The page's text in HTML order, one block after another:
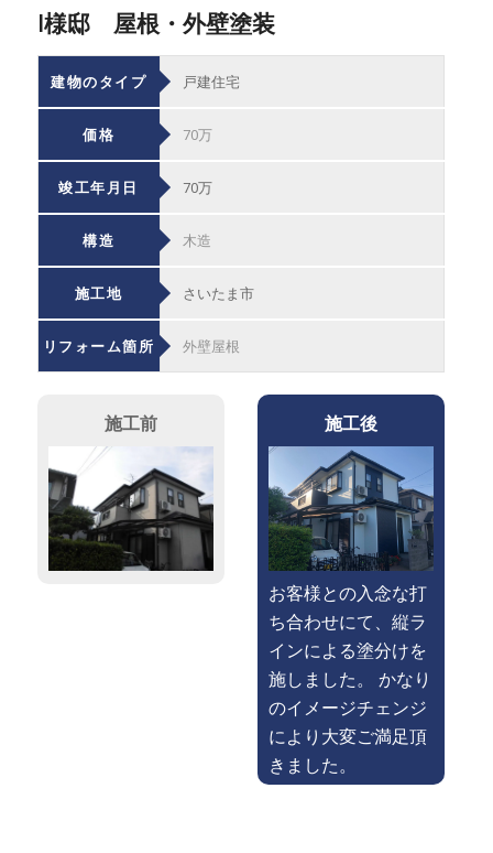
I様邸 屋根・外壁塗装
建物のタイプ 戸建住宅
価格 70万
竣工年月日 70万
構造 木造
施工地 さいたま市
リフォーム箇所 外壁屋根
施工前 施工後
お客様との入念な打
ち合わせにて、縦ラ
インによる塗分けを
施しました。 かなり
のイメージチェンジ
により大変ご満足頂
きました。